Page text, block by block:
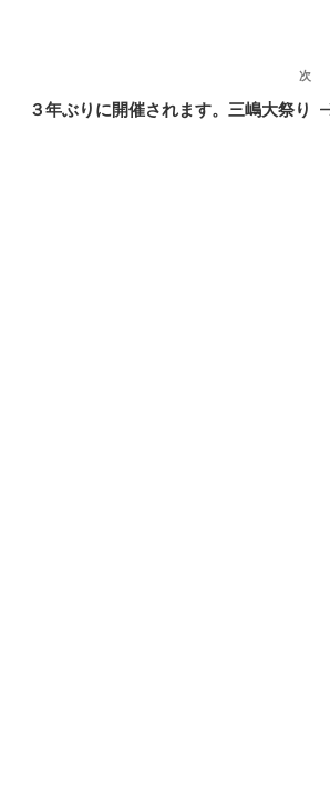
次
の
次
３年ぶりに開催されます。三嶋大祭り